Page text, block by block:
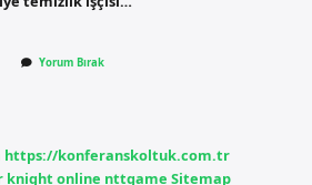
Yorum Bırak
https://konferanskoltuk.com.tr
knight online nttgame Sitemap